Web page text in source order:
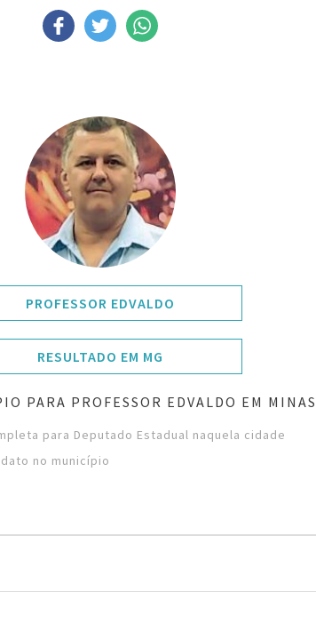
PROFESSOR EDVALDO
RESULTADO EM MG
PARA PROFESSOR EDVALDO EM
para Deputado Estadual naquela cidade
no município